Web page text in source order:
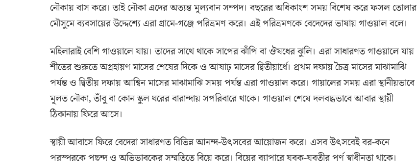
নৌকায় বাস করে। তাই নৌকা এদের অত্যন্ত মূল্যবান সম্পদ। বছরের অধিকাংশ সময় বিশেষ করে ফসল তোলার
মৌসুমে ব্যবসায়ের উদ্দেশ্যে এরা গ্রামে-গঞ্জে পরিভ্রমণ করে। এই পরিভ্রমণকে বেদেদের ভাষায় গাওয়াল বলে।
মহিলারাই বেশি গাওয়ালে যায়। তাদের সাথে থাকে সাপের ঝাঁপি বা ঔষধের ঝুলি। এরা সাধারণত গাওয়ালে যায়
শীতের শুরুতে অগ্রহায়ণ মাসের শেষের দিকে ও আষাঢ় মাসের দ্বিতীয়ার্ধে। প্রথম দফায় চৈত্র মাসের মাঝামাঝি
পর্যন্ত ও দ্বিতীয় দফায় আশ্বিন মাসের মাঝামাঝি সময় পর্যন্ত এরা গাওয়াল করে। গায়ালের সময় এরা স্থানীয়ভাবে
মূলত নৌকা, তাঁবু বা কোন স্কুল ঘরের বারান্দায় সপরিবারে থাকে। গাওয়াল শেষে দলবদ্ধভাবে আবার স্থায়ী
ঠিকানায় ফিরে আসে।
স্থায়ী আবাসে ফিরে বেদেরা সাধারণত বিভিন্ন আনন্দ-উৎসবের আয়োজন করে। এসব উৎসবেই বর-কনে
পরস্পরকে পছন্দ ও অভিভাবকের সম্মতিতে বিয়ে করে। বিয়ের ব্যাপারে যুবক-যুবতীর পূর্ণ স্বাধীনতা থাকে।